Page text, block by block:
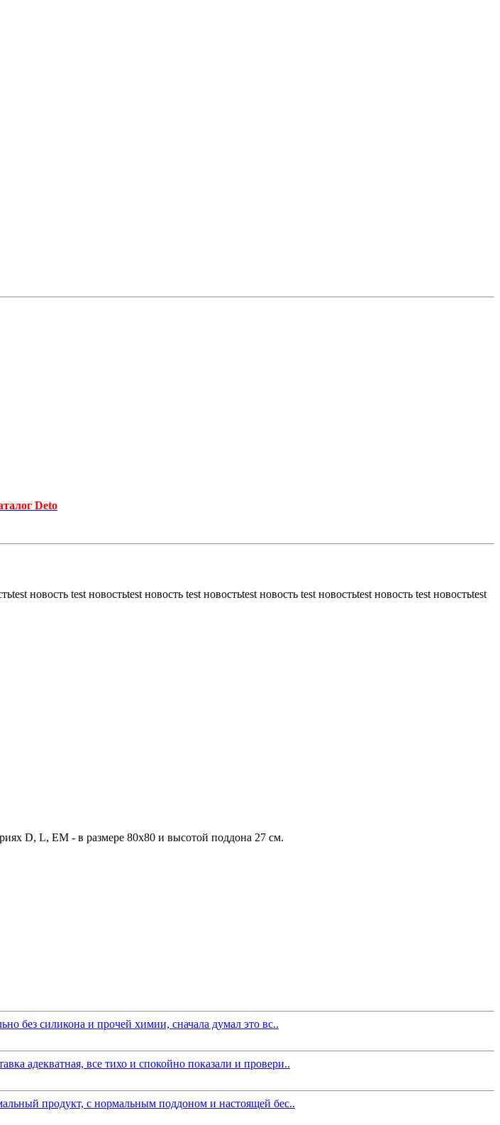
Deto
новость test новостьtest новость test новостьtest новость test новостьtest новость test новостьtest
D, L, EM - в размере 80x80 и высотой поддона 27 см.
без силикона и прочей химии, сначала думал это вс..
адекватная, все тихо и спокойно показали и провери..
продукт, с нормальным поддоном и настоящей бес..